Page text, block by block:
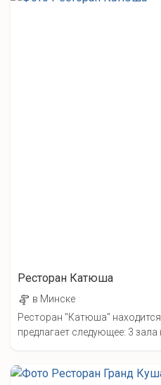
Ресторан Катюша
в Минске
Ресторан "Катюша"
предлагает следующее: 3 зала